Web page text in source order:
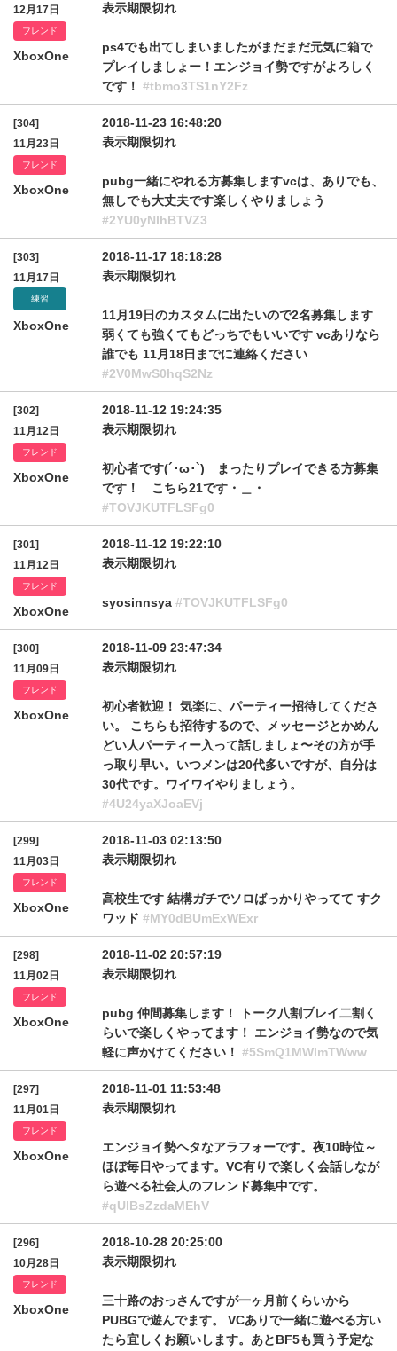
12月17日
フレンド
XboxOne
表示期限切れ
ps4でも出てしまいましたがまだまだ元気に箱で
プレイしましょー！エンジョイ勢ですがよろしく
です！ #tbmo3TS1nY2Fz
[304]
11月23日
フレンド
XboxOne
2018-11-23 16:48:20
表示期限切れ
pubg一緒にやれる方募集しますvcは、ありでも、
無しでも大丈夫です楽しくやりましょう
#2YU0yNlhBTVZ3
[303]
11月17日
練習
XboxOne
2018-11-17 18:18:28
表示期限切れ
11月19日のカスタムに出たいので2名募集します
弱くても強くてもどっちでもいいです vcありなら
誰でも 11月18日までに連絡ください
#2V0MwS0hqS2Nz
[302]
11月12日
フレンド
XboxOne
2018-11-12 19:24:35
表示期限切れ
初心者です(´･ω･`) まったりプレイできる方募集
です！ こちら21です・＿・
#TOVJKUTFLSFg0
[301]
11月12日
フレンド
XboxOne
2018-11-12 19:22:10
表示期限切れ
syosinnsya #TOVJKUTFLSFg0
[300]
11月09日
フレンド
XboxOne
2018-11-09 23:47:34
表示期限切れ
初心者歓迎！ 気楽に、パーティー招待してくださ
い。 こちらも招待するので、メッセージとかめん
どい人パーティー入って話しましょ〜その方が手
っ取り早い。いつメンは20代多いですが、自分は
30代です。ワイワイやりましょう。
#4U24yaXJoaEVj
[299]
11月03日
フレンド
XboxOne
2018-11-03 02:13:50
表示期限切れ
高校生です 結構ガチでソロばっかりやってて すク
ワッド #MY0dBUmExWExr
[298]
11月02日
フレンド
XboxOne
2018-11-02 20:57:19
表示期限切れ
pubg 仲間募集します！ トーク八割プレイ二割く
らいで楽しくやってます！ エンジョイ勢なので気
軽に声かけてください！ #5SmQ1MWlmTWww
[297]
11月01日
フレンド
XboxOne
2018-11-01 11:53:48
表示期限切れ
エンジョイ勢ヘタなアラフォーです。夜10時位～
ほぼ毎日やってます。VC有りで楽しく会話しなが
ら遊べる社会人のフレンド募集中です。
#qUlBsZzdaMEhV
[296]
10月28日
フレンド
XboxOne
2018-10-28 20:25:00
表示期限切れ
三十路のおっさんですが一ヶ月前くらいから
PUBGで遊んでます。 VCありで一緒に遊べる方い
たら宜しくお願いします。あとBF5も買う予定な